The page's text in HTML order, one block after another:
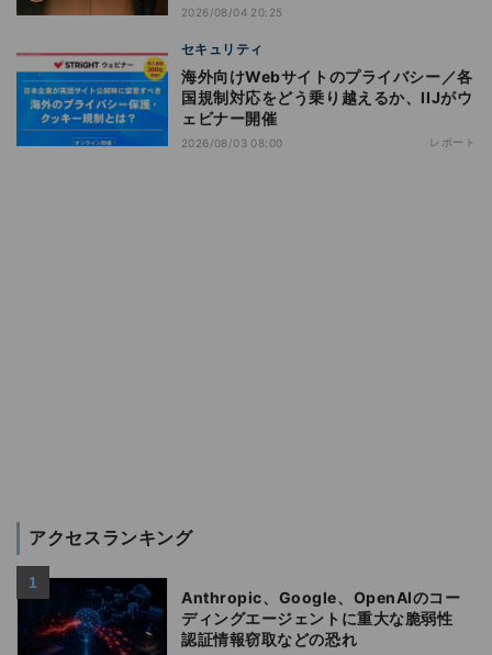
2026/08/04 20:25
セキュリティ
海外向けWebサイトのプライバシー／各
国規制対応をどう乗り越えるか、IIJがウ
ェビナー開催
2026/08/03 08:00 レポート
アクセスランキング
Anthropic、Google、OpenAIのコー
ディングエージェントに重大な脆弱性
認証情報窃取などの恐れ